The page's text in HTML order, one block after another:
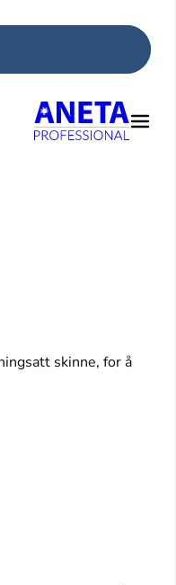
skinne, for å